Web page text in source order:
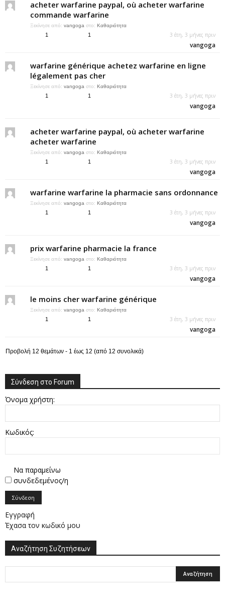
acheter warfarine paypal, où acheter warfarine
commande warfarine
Ξεκίνησε από: vangoga στο: Καθαριότητα
1 1 3 έτη, 3 μήνες πριν
vangoga
warfarine générique achetez warfarine en ligne
légalement pas cher
Ξεκίνησε από: vangoga στο: Καθαριότητα
1 1 3 έτη, 3 μήνες πριν
vangoga
acheter warfarine paypal, où acheter warfarine
acheter warfarine
Ξεκίνησε από: vangoga στο: Καθαριότητα
1 1 3 έτη, 3 μήνες πριν
vangoga
warfarine warfarine la pharmacie sans ordonnance
Ξεκίνησε από: vangoga στο: Καθαριότητα
1 1 3 έτη, 3 μήνες πριν
vangoga
prix warfarine pharmacie la france
Ξεκίνησε από: vangoga στο: Καθαριότητα
1 1 3 έτη, 3 μήνες πριν
vangoga
le moins cher warfarine générique
Ξεκίνησε από: vangoga στο: Καθαριότητα
1 1 3 έτη, 3 μήνες πριν
vangoga
Προβολή 12 θεμάτων - 1 έως 12 (από 12 συνολικά)
Σύνδεση στο Forum
Όνομα χρήστη:
Κωδικός:
Να παραμείνω
συνδεδεμένος/η
Σύνδεση
Εγγραφή
Έχασα τον κωδικό μου
Αναζήτηση Συζητήσεων